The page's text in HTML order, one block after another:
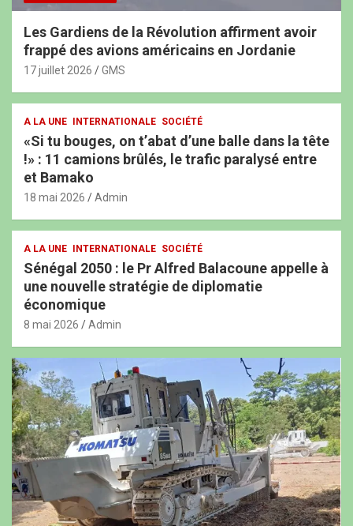
Les Gardiens de la Révolution affirment avoir
frappé des avions américains en Jordanie
17 juillet 2026 GMS
A LA UNE INTERNATIONALE SOCIÉTÉ
«Si tu bouges, on t’abat d’une balle dans la tête
!» : 11 camions brûlés, le trafic paralysé entre
et Bamako
18 mai 2026 Admin
A LA UNE INTERNATIONALE SOCIÉTÉ
Sénégal 2050 : le Pr Alfred Balacoune appelle à
une nouvelle stratégie de diplomatie
économique
8 mai 2026 Admin